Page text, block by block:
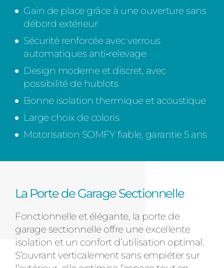
Gain de place grâce à une ouverture sans
débord extérieur
Sécurité renforcée avec verrous
automatiques anti‑relevage
Design moderne et discret, avec
possibilité de hublots
Bonne isolation thermique et acoustique
Large choix de coloris
Motorisation SOMFY fiable, garantie 5 ans
La Porte de Garage Sectionnelle
Fonctionnelle et élégante, la porte de
garage sectionnelle offre une excellente
isolation et un confort d’utilisation optimal.
S’ouvrant verticalement sans empiéter sur